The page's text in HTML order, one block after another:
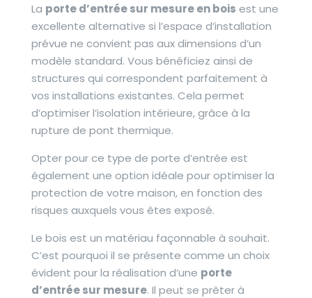
La porte d’entrée sur mesure en bois est une
excellente alternative si l’espace d’installation
prévue ne convient pas aux dimensions d’un
modèle standard. Vous bénéficiez ainsi de
structures qui correspondent parfaitement à
vos installations existantes. Cela permet
d’optimiser l’isolation intérieure, grâce à la
rupture de pont thermique.
Opter pour ce type de porte d’entrée est
également une option idéale pour optimiser la
protection de votre maison, en fonction des
risques auxquels vous êtes exposé.
Le bois est un matériau façonnable à souhait.
C’est pourquoi il se présente comme un choix
évident pour la réalisation d’une porte
d’entrée sur mesure. Il peut se prêter à